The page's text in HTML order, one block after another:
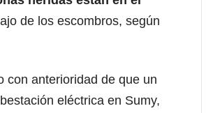
de los escombros, según
con anterioridad de que un
eléctrica en Sumy,